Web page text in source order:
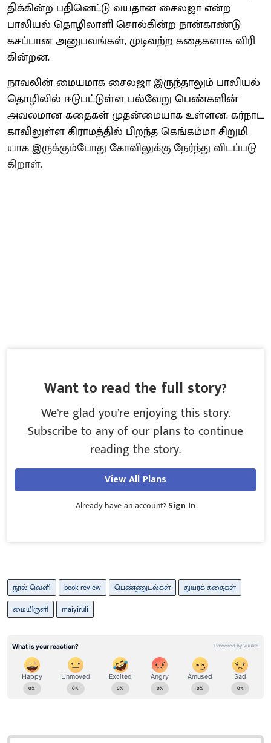
திக்​கின்ற பதினெட்டு வயதான சைலஜா என்ற
பாலியல் தொழிலாளி சொல்​கின்ற நான்​காண்டு
கசப்​பான அனுபவங்​கள், முடிவற்ற கதைகளாக விரி​
கின்​றன.
நாவலின் மைய​மாக சைலஜா இருந்​தா​லும் பாலியல்
தொழிலில் ஈடு​பட்​டுள்ள பல்​வேறு பெண்​களின்
அவல​மான கதைகள் முதன்​மை​யாக உள்​ளன. கர்​நாட​
கா​விலுள்ள கிராமத்​தில் பிறந்த கெங்​கம்மா சிறுமி​
யாக இருக்​கும்​போது கோவிலுக்கு நேர்ந்து விடப்​படு​
கிறாள்.
Want to read the full story?
We’re glad you’re enjoying this story.
Subscribe to any of our plans to continue
reading the story.
View All Plans
Already have an account? Sign In
நூல் வெளி book review பெண்ணுடல்கள்
துயரக் கதைகள்
மையிருளி
maiyiruli